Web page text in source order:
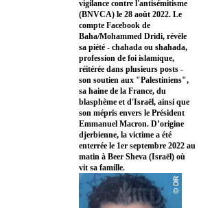
vigilance contre l'antisémitisme
(BNVCA) le 28 août 2022. Le
compte Facebook de
Baha/Mohammed Dridi, révèle
sa piété - chahada ou shahada,
profession de foi islamique,
réitérée dans plusieurs posts -
son soutien aux "Palestiniens",
sa haine de la France, du
blasphème et d'Israël, ainsi que
son mépris envers le Président
Emmanuel Macron. D’origine
djerbienne, la victime a été
enterrée le 1er septembre 2022 au
matin à Beer Sheva (Israël) où
vit sa famille.